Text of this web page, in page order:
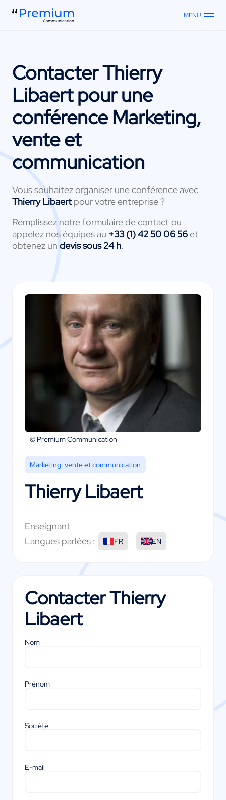
MENU
ContacterThierry
Libaertpour une
conférence Marketing,
vente et
communication
Vous souhaitez organiser une conférence avec
Thierry Libaert pour votre entreprise ?
Remplissez notre formulaire de contact ou
appelez nos équipes au +33 (1) 42 50 06 56et
obtenez un devis sous 24 h.
© Premium Communication
Marketing, vente et communication
Thierry Libaert
Enseignant
Langues parlées :
FR EN
ContacterThierry
Libaert
Nom
Prénom
Société
E-mail